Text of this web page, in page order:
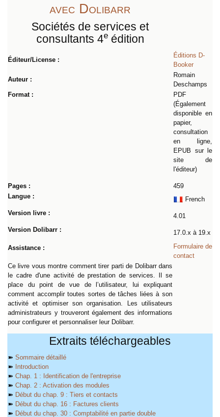
avec Dolibarr
Sociétés de services et
consultants 4eédition
Éditeur/License :
Éditions D-
Booker
Auteur :
Romain
Deschamps
Format :
PDF
(Également
disponible en
papier,
consultation
en ligne,
EPUB sur le
site de
l'éditeur)
Pages :
459
Langue :
French
Version livre :
4.01
Version Dolibarr :
17.0.x à 19.x
Assistance :
Formulaire de
contact
Ce livre vous montre comment tirer parti de Dolibarr dans
le cadre d'une activité de prestation de services. Il se
place du point de vue de l’utilisateur, lui expliquant
comment accomplir toutes sortes de tâches liées à son
activité et optimiser son organisation. Les utilisateurs
administrateurs y trouveront également des informations
pour configurer et personnaliser leur Dolibarr.
Extraits téléchargeables
➽ Sommaire détaillé
➽ Introduction
➽ Chap. 1 : Identification de l'entreprise
➽ Chap. 2 : Activation des modules
➽ Début du chap. 9 : Tiers et contacts
➽ Début du chap. 16 : Factures clients
➽ Début du chap. 30 : Comptabilité en partie double